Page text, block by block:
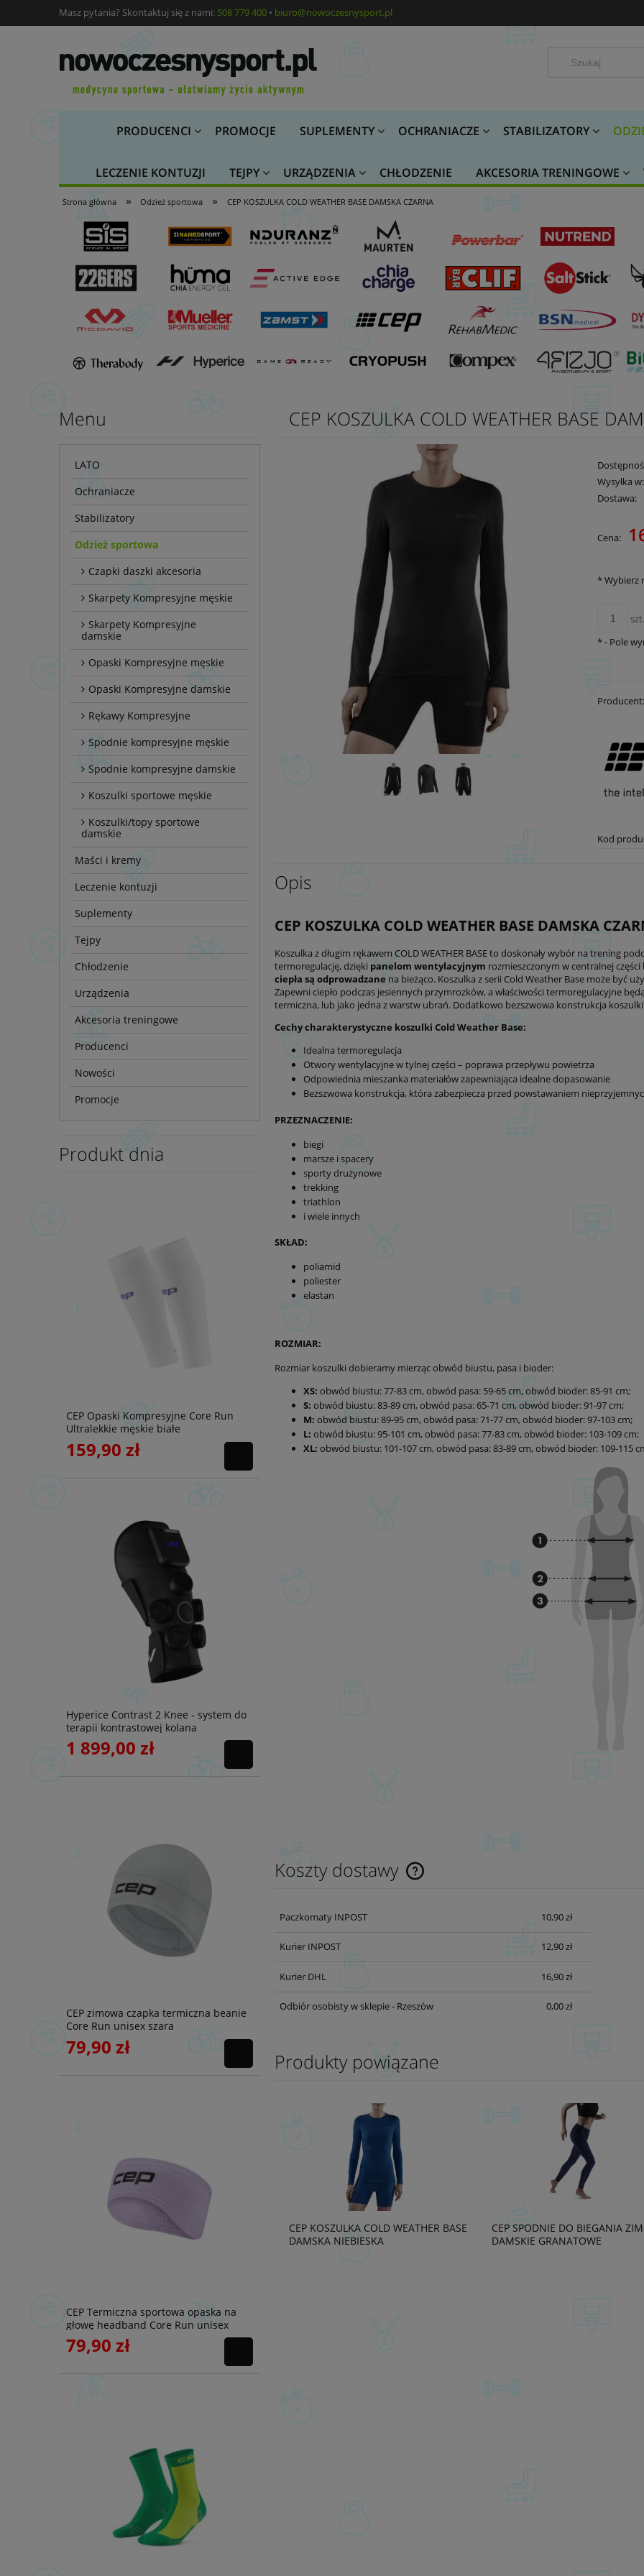
Masz pytania? Skontaktuj się z nami: 508 779 400 • biuro@nowoczesnysport.pl
PRODUCENCI PROMOCJE SUPLEMENTY OCHRANIACZE STABILIZATORY
LECZENIE KONTUZJI TEJPY URZĄDZENIA CHŁODZENIE AKCESORIA TRENINGOWE
Strona główna » Odzież sportowa » CEP KOSZULKA COLD WEATHER BASE DAMSKA CZARNA
Menu
LATO
Ochraniacze
Stabilizatory
Odzież sportowa
Czapki daszki akcesoria
Skarpety Kompresyjne męskie
Skarpety Kompresyjne
damskie
Opaski Kompresyjne męskie
Opaski Kompresyjne damskie
Rękawy Kompresyjne
Spodnie kompresyjne męskie
Spodnie kompresyjne damskie
Koszulki sportowe męskie
Koszulki/topy sportowe
damskie
Maści i kremy
Leczenie kontuzji
Suplementy
Tejpy
Chłodzenie
Urządzenia
Akcesoria treningowe
Producenci
Nowości
Promocje
Produkt dnia
CEP Opaski Kompresyjne Core Run
Ultralekkie męskie białe
159,90 zł
Hyperice Contrast 2 Knee - system do
terapii kontrastowej kolana
1 899,00 zł
CEP zimowa czapka termiczna beanie
Core Run unisex szara
79,90 zł
CEP Termiczna sportowa opaska na
głowę headband Core Run unisex
liliowa
79,90 zł
CEP KOSZULKA COLD WEATHER BASE
Wysyłka w:
Dostawa:
Cena nie
Cena:
*Wybierz
*- Pole
Kod
Opis
CEP KOSZULKA COLD WEATHER BASE DAMSKA
Koszulka z długim rękawem COLD WEATHER BASE to doskonały wybór na trening
termoregulację, dzięki panelom wentylacyjnym rozmieszczonym w centralnej
ciepła są odprowadzane na bieżąco. Koszulka z serii Cold Weather Base może być
Zapewni ciepło podczas jesiennych przymrozków, a właściwości termoregulacyjne
termiczna, lub jako jedna z warstw ubrań. Dodatkowo bezszwowa konstrukcja
Cechy charakterystyczne koszulki Cold Weather Base:
Idealna termoregulacja
Otwory wentylacyjne w tylnej części – poprawa przepływu powietrza
Odpowiednia mieszanka materiałów zapewniająca idealne dopasowanie
Bezszwowa konstrukcja, która zabezpiecza przed powstawaniem
PRZEZNACZENIE:
biegi
marsze i spacery
sporty drużynowe
trekking
triathlon
i wiele innych
SKŁAD:
poliamid
poliester
elastan
ROZMIAR:
Rozmiar koszulki dobieramy mierząc obwód biustu, pasa i bioder:
XS: obwód biustu: 77-83 cm, obwód pasa: 59-65 cm, obwód bioder: 85-91 cm;
S: obwód biustu: 83-89 cm, obwód pasa: 65-71 cm, obwód bioder: 91-97 cm;
M: obwód biustu: 89-95 cm, obwód pasa: 71-77 cm, obwód bioder: 97-103 cm;
L: obwód biustu: 95-101 cm, obwód pasa: 77-83 cm, obwód bioder: 103-109 cm;
XL: obwód biustu: 101-107 cm, obwód pasa: 83-89 cm, obwód bioder: 109-115
Koszty dostawy
Paczkomaty INPOST 10,90 zł
Kurier INPOST 12,90 zł
Kurier DHL 16,90 zł
Odbiór osobisty w sklepie - Rzeszów 0,00 zł
Produkty powiązane
CEP KOSZULKA COLD WEATHER BASE
DAMSKA NIEBIESKA
CEP SPODNIE DO BIEGANIA
DAMSKIE GRANATOWE